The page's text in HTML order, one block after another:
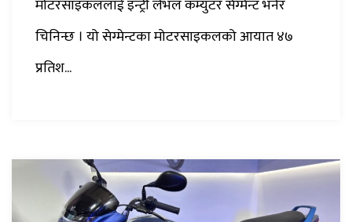
मोटरसाइकललाई इन्ट्री लेभल कम्युटर सेग्मेन्ट भनेर
चिनिन्छ । यो सेग्मेन्टका मोटरसाइकलको आयात ४७
प्रतिश...